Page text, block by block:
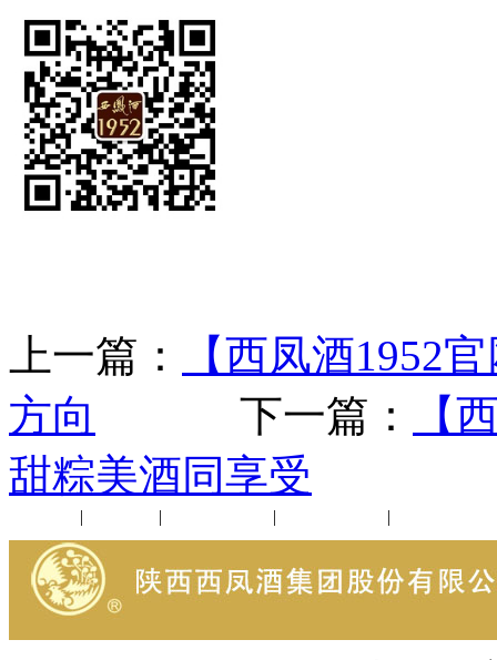
上一篇：
【西凤酒1952
方向
下一篇：
【
甜粽美酒同享受
| | | |